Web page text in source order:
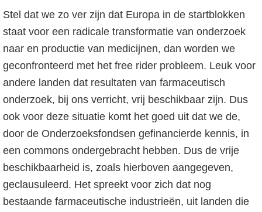
Stel dat we zo ver zijn dat Europa in de startblokken
staat voor een radicale transformatie van onderzoek
naar en productie van medicijnen, dan worden we
geconfronteerd met het free rider probleem. Leuk voor
andere landen dat resultaten van farmaceutisch
onderzoek, bij ons verricht, vrij beschikbaar zijn. Dus
ook voor deze situatie komt het goed uit dat we de,
door de Onderzoeksfondsen gefinancierde kennis, in
een commons ondergebracht hebben. Dus de vrije
beschikbaarheid is, zoals hierboven aangegeven,
geclausuleerd. Het spreekt voor zich dat nog
bestaande farmaceutische industrieën, uit landen die